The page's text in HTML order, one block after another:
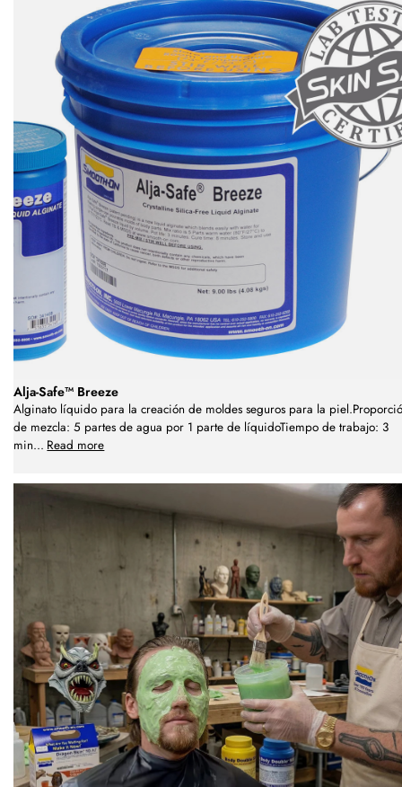
Alja-Safe™ Breeze
Alginato líquido para la creación de moldes seguros para la
de mezcla: 5 partes de agua por 1 parte de líquidoTiempo de trabajo: 3
min... Read more